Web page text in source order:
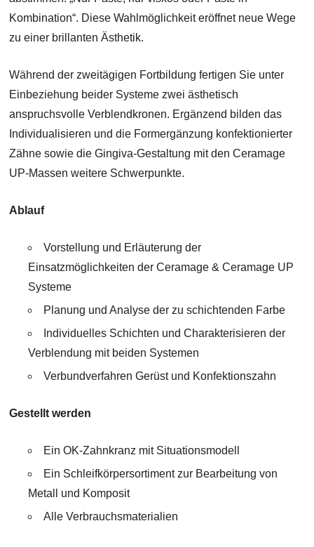
Kombination“. Diese Wahlmöglichkeit eröffnet neue Wege
zu einer brillanten Ästhetik.
Während der zweitägigen Fortbildung fertigen Sie unter
Einbeziehung beider Systeme zwei ästhetisch
anspruchsvolle Verblendkronen. Ergänzend bilden das
Individualisieren und die Formergänzung konfektionierter
Zähne sowie die Gingiva-Gestaltung mit den Ceramage
UP-Massen weitere Schwerpunkte.
Ablauf
Vorstellung und Erläuterung der
Einsatzmöglichkeiten der Ceramage & Ceramage UP
Systeme
Planung und Analyse der zu schichtenden Farbe
Individuelles Schichten und Charakterisieren der
Verblendung mit beiden Systemen
Verbundverfahren Gerüst und Konfektionszahn
Gestellt werden
Ein OK-Zahnkranz mit Situationsmodell
Ein Schleifkörpersortiment zur Bearbeitung von
Metall und Komposit
Alle Verbrauchsmaterialien